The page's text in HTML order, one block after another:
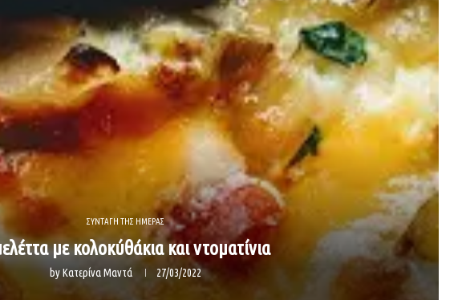
ΣΥΝΤΑΓΗ ΤΗΣ ΗΜΕΡΑΣ
με κολοκύθάκια και ντοματίνια
byΚατερίνα Μαντά 27/03/2022